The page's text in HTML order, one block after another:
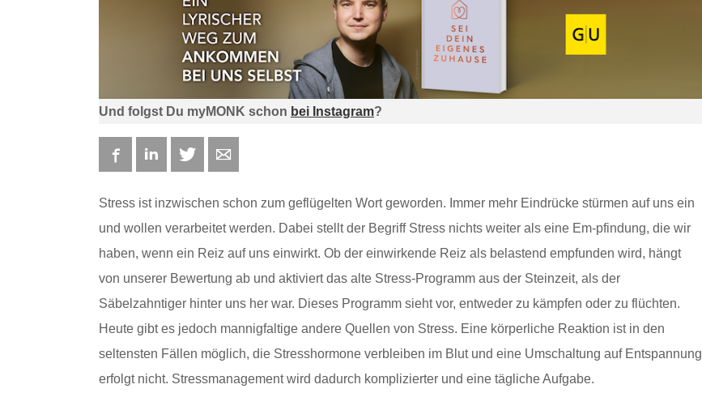
Und folgst Du myMONK schon bei Instagram?
FacebookLinkedIn Twitter
Stress ist inzwischen schon zum geflügelten Wort geworden. Immer mehr Eindrücke stürmen auf uns ein
und wollen verarbeitet werden. Dabei stellt der Begriff Stress nichts weiter als eine Em-pfindung, die wir
haben, wenn ein Reiz auf uns einwirkt. Ob der einwirkende Reiz als belastend empfunden wird, hängt
von unserer Bewertung ab und aktiviert das alte Stress-Programm aus der Steinzeit, als der
Säbelzahntiger hinter uns her war. Dieses Programm sieht vor, entweder zu kämpfen oder zu flüchten.
Heute gibt es jedoch mannigfaltige andere Quellen von Stress. Eine körperliche Reaktion ist in den
seltensten Fällen möglich, die Stresshormone verbleiben im Blut und eine Umschaltung auf Entspannung
erfolgt nicht. Stressmanagement wird dadurch komplizierter und eine tägliche Aufgabe.